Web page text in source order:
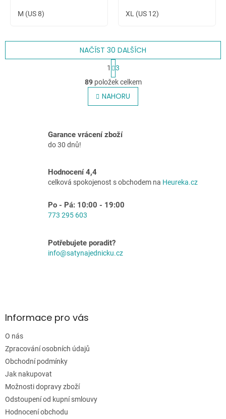
M (US 8) XL (US 12)
O
v
l
á
c
k
v
ý
s
u
NAČÍST 30 DALŠÍCH
S
t
r
á
n
k
á
n
1
3
89položek celkem
NAHORU
Garance vrácení zboží
do 30 dnů!
Hodnocení 4,4
celková spokojenost s obchodem na Heureka.cz
Po - Pá: 10:00 - 19:00
773 295 603
Potřebujete poradit?
info@satynajednicku.cz
aInformace pro vás
O nás
Zpracování osobních údajů
Obchodní podmínky
Jak nakupovat
Možnosti dopravy zboží
Odstoupení od kupní smlouvy
Hodnocení obchodu